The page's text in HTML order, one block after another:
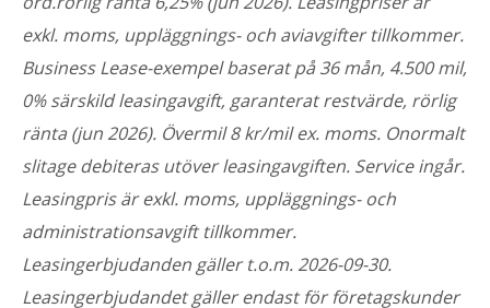
exkl. moms, uppläggnings- och aviavgifter tillkommer.
Business Lease-exempel baserat på 36 mån, 4.500 mil,
0% särskild leasingavgift, garanterat restvärde, rörlig
ränta (jun 2026). Övermil 8 kr/mil ex. moms. Onormalt
slitage debiteras utöver leasingavgiften. Service ingår.
Leasingpris är exkl. moms, uppläggnings- och
administrationsavgift tillkommer.
Leasingerbjudanden gäller t.o.m. 2026-09-30.
Leasingerbjudandet gäller endast för företagskunder